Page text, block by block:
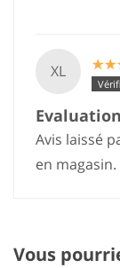
XL ☆☆
★★
Avis laissé
en magasin.
Vous